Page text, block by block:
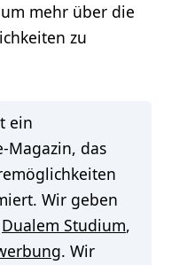
mehr über die
zu
ein
Magazin, das
Wir geben
Dualem Studium,
. Wir